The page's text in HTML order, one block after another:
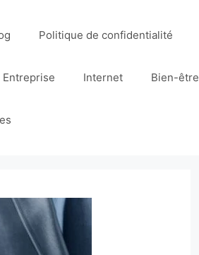
Politique de confidentialité
Entreprise Internet Bien-être